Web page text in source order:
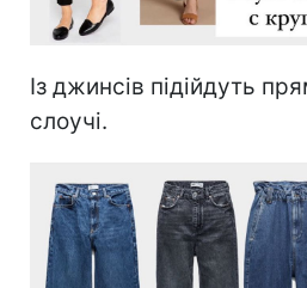
Із джинсів підійдуть
слоучі.